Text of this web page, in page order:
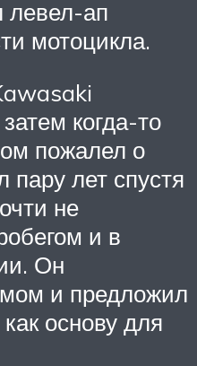
левел-ап
мотоцикла.
когда-то
пожалел о
пару лет спустя
не
и в
Он
и предложил
основу для